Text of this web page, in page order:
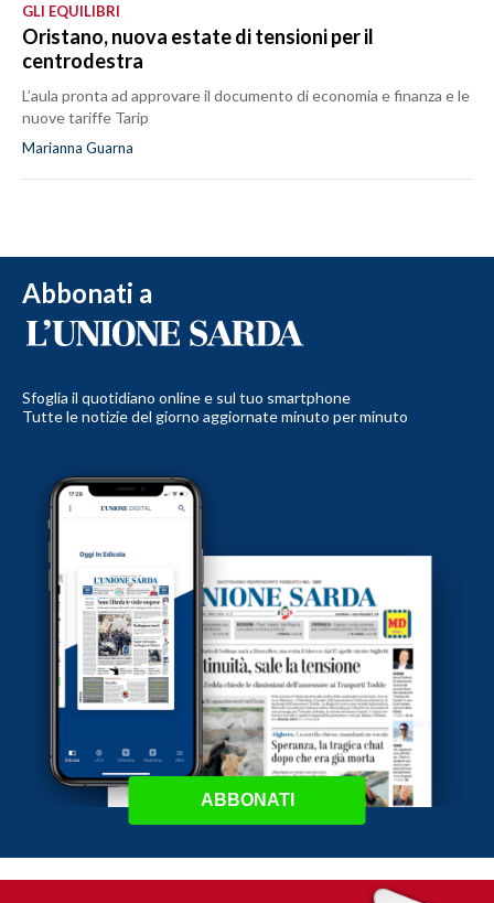
GLI EQUILIBRI
Oristano, nuova estate di tensioni per il
centrodestra
L’aula pronta ad approvare il documento di economia e finanza e le
nuove tariffe Tarip
Marianna Guarna
Abbonati a
Sfoglia il quotidiano online e sul tuo smartphone
Tutte le notizie del giorno aggiornate minuto per minuto
ABBONATI